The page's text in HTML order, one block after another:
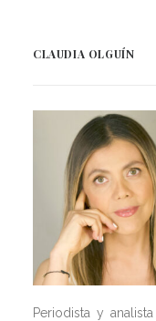
CLAUDIA OLGUÍN
Periodista y